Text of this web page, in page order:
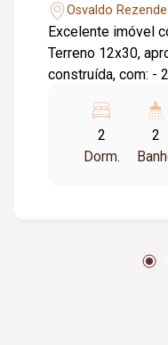
Osvaldo
Excelente imóvel
Terreno 12x30,
construída, com: - 2 quartos; - 1 suite; - 1
armários
escritório mto
para construção!
2
Dorm.
2